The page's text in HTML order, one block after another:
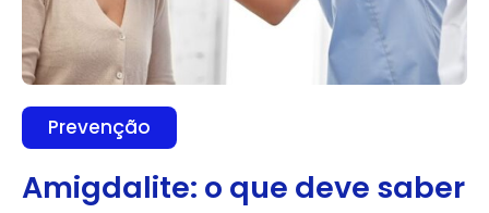
Prevenção
Amigdalite: o que deve saber